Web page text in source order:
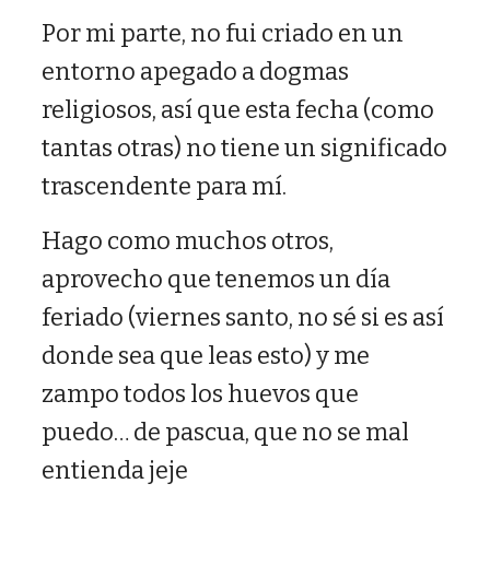
Por mi parte, no fui criado en un
entorno apegado a dogmas
religiosos, así que esta fecha (como
tantas otras) no tiene un significado
trascendente para mí.
Hago como muchos otros,
aprovecho que tenemos un día
feriado (viernes santo, no sé si es así
donde sea que leas esto) y me
zampo todos los huevos que
puedo… de pascua, que no se mal
entienda jeje